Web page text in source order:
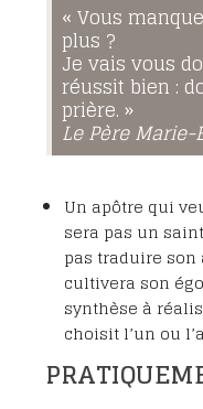
« Vous
plus ?
Je vais vous
réussit bien :
prière. »
Le Père
Un apôtre qui
sera pas un
pas traduire son
cultivera son
synthèse à
choisit l’un ou